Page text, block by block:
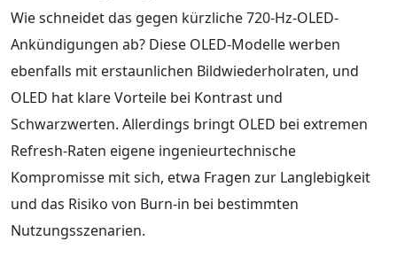
Wie schneidet das gegen kürzliche 720-Hz-OLED-
Ankündigungen ab? Diese OLED-Modelle werben
ebenfalls mit erstaunlichen Bildwiederholraten, und
OLED hat klare Vorteile bei Kontrast und
Schwarzwerten. Allerdings bringt OLED bei extremen
Refresh-Raten eigene ingenieurtechnische
Kompromisse mit sich, etwa Fragen zur Langlebigkeit
und das Risiko von Burn-in bei bestimmten
Nutzungsszenarien.